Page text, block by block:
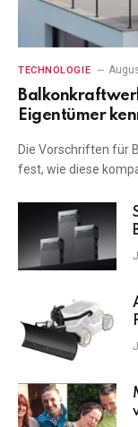
TECHNOLOGIE
Eigentümer
Die Vorschriften für
fest, wie diese